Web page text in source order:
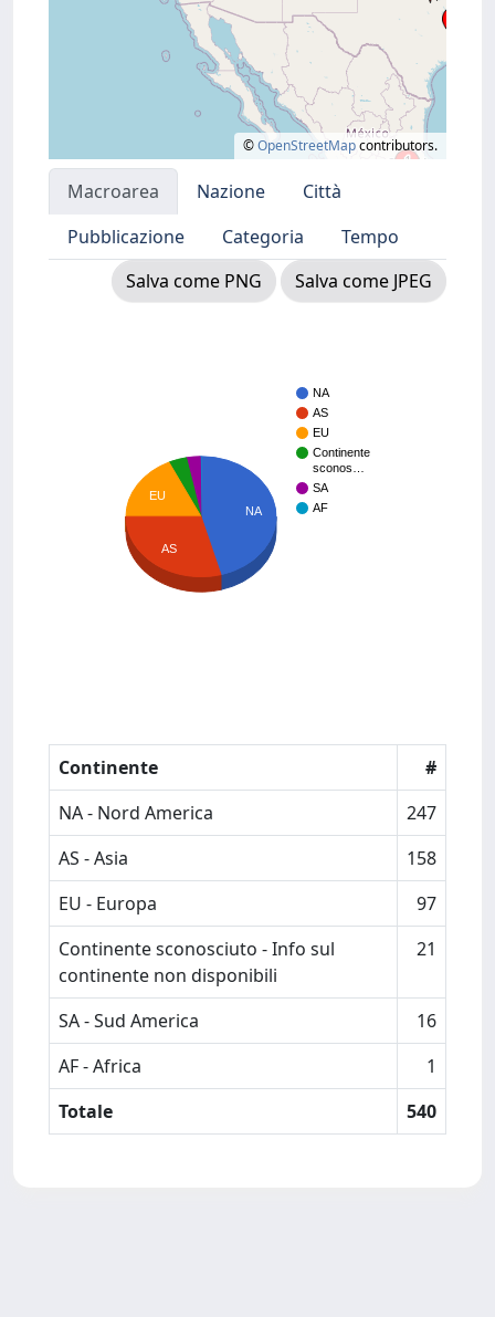
©OpenStreetMapcontributors.
Macroarea Nazione
Città
Pubblicazione
Categoria
Tempo
Salva come PNG
Salva come JPEG
NA
AS
EU
Continente
sconos…
SA
AF
NA
EU
AS
Continente
#
NA - Nord America
247
AS - Asia
158
EU - Europa
97
Continente sconosciuto - Info sul
continente non disponibili
21
SA - Sud America
16
AF - Africa
1
Totale
540